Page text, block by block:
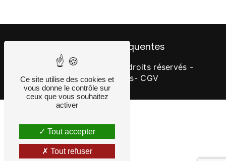
Recherches fréquentes
Vistalid
- 2026 - Tous droits réservés -
Mentions légales- CGV
Ce site utilise des cookies et
vous donne le contrôle sur
ceux que vous souhaitez
activer
Tout accepter
Tout refuser